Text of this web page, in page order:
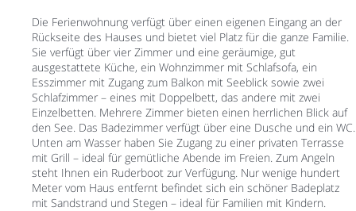
Die Ferienwohnung verfügt über einen eigenen Eingang an der
Rückseite des Hauses und bietet viel Platz für die ganze Familie.
Sie verfügt über vier Zimmer und eine geräumige, gut
ausgestattete Küche, ein Wohnzimmer mit Schlafsofa, ein
Esszimmer mit Zugang zum Balkon mit Seeblick sowie zwei
Schlafzimmer – eines mit Doppelbett, das andere mit zwei
Einzelbetten. Mehrere Zimmer bieten einen herrlichen Blick auf
den See. Das Badezimmer verfügt über eine Dusche und ein WC.
Unten am Wasser haben Sie Zugang zu einer privaten Terrasse
mit Grill – ideal für gemütliche Abende im Freien. Zum Angeln
steht Ihnen ein Ruderboot zur Verfügung. Nur wenige hundert
Meter vom Haus entfernt befindet sich ein schöner Badeplatz
mit Sandstrand und Stegen – ideal für Familien mit Kindern.